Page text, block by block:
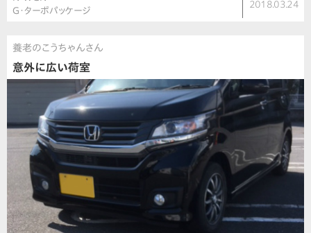
G・ターボパッケージ
2018.03.24
養老のこうちゃんさん
意外に広い荷室